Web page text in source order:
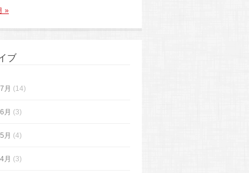
»
ブ
月 (14)
月 (3)
月 (4)
月 (3)